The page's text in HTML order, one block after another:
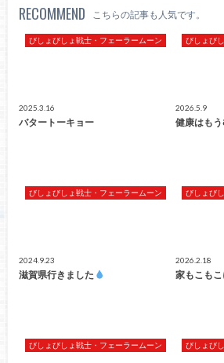
RECOMMEND こちらの記事も人気です。
びしょびしょ戦士・フェーラームーン
2025.3.16
バタートーキョー
びしょび
2026.5.9
健康はも
びしょびしょ戦士・フェーラームーン
2024.9.23
滋賀県行きました
びしょび
2026.2.18
家もこも
びしょびしょ戦士・フェーラームーン びしょび